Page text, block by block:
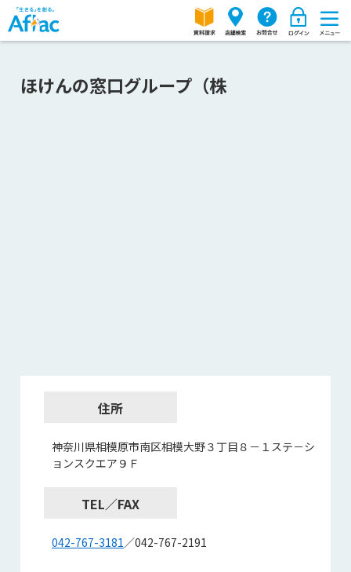
ほけんの窓口グループ（株
住所
神奈川県相模原市南区相模大野３丁目８－１ステ－シ
ョンスクエア９Ｆ
TEL／FAX
042-767-3181／042-767-2191